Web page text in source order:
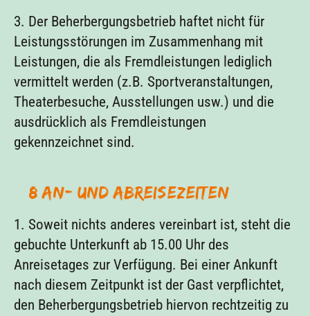
3. Der Beherbergungsbetrieb haftet nicht für
Leistungsstörungen im Zusammenhang mit
Leistungen, die als Fremdleistungen lediglich
vermittelt werden (z.B. Sportveranstaltungen,
Theaterbesuche, Ausstellungen usw.) und die
ausdrücklich als Fremdleistungen
gekennzeichnet sind.
§ 8 An- und Abreisezeiten
1. Soweit nichts anderes vereinbart ist, steht die
gebuchte Unterkunft ab 15.00 Uhr des
Anreisetages zur Verfügung. Bei einer Ankunft
nach diesem Zeitpunkt ist der Gast verpflichtet,
den Beherbergungsbetrieb hiervon rechtzeitig zu